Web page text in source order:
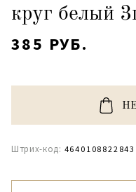
круг белый
385 РУБ.
Штрих-код: 4640108822843